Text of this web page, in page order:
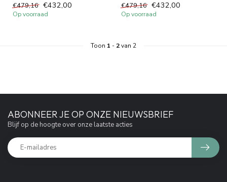
€479,16 €432,00
Op voorraad
€479,16 €432,00
Op voorraad
Toon 1 - 2van 2
ABONNEER JE OP ONZE NIEUWSBRIEF
Blijf op de hoogte over onze laatste acties